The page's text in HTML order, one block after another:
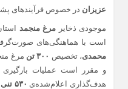
عزیزان در خصوص فرآیندهای
موجودی ذخایر مرغ منجمد
است با هماهنگی‌های
محمدی، تخصیص ۳۰۰ تن
مرغ
و مقرر است عملیات
هدف‌گذاری اعلام‌شده‌ی ۵۳۰ تنی